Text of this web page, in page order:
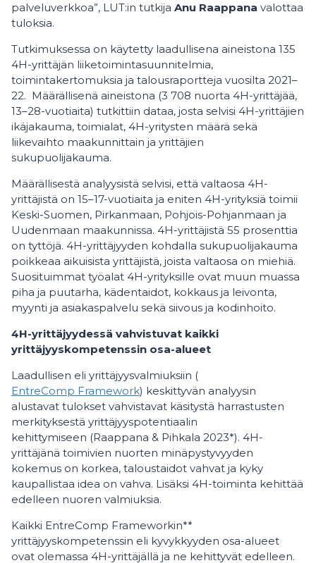
palveluverkkoa”, LUT:in tutkija Anu Raappana valottaa
tuloksia.
Tutkimuksessa on käytetty laadullisena aineistona 135
4H-yrittäjän liiketoimintasuunnitelmia,
toimintakertomuksia ja talousraportteja vuosilta 2021–
22. Määrällisenä aineistona (3 708 nuorta 4H-yrittäjää,
13–28-vuotiaita) tutkittiin dataa, josta selvisi 4H-yrittäjien
ikäjakauma, toimialat, 4H-yritysten määrä sekä
liikevaihto maakunnittain ja yrittäjien
sukupuolijakauma.
Määrällisestä analyysistä selvisi, että valtaosa 4H-
yrittäjistä on 15–17-vuotiaita ja eniten 4H-yrityksiä toimii
Keski-Suomen, Pirkanmaan, Pohjois-Pohjanmaan ja
Uudenmaan maakunnissa. 4H-yrittäjistä 55 prosenttia
on tyttöjä. 4H-yrittäjyyden kohdalla sukupuolijakauma
poikkeaa aikuisista yrittäjistä, joista valtaosa on miehiä.
Suosituimmat työalat 4H-yrityksille ovat muun muassa
piha ja puutarha, kädentaidot, kokkaus ja leivonta,
myynti ja asiakaspalvelu sekä siivous ja kodinhoito.
4H-yrittäjyydessä vahvistuvat kaikki
yrittäjyyskompetenssin osa-alueet
Laadullisen eli yrittäjyysvalmiuksiin (
EntreComp Framework) keskittyvän analyysin
alustavat tulokset vahvistavat käsitystä harrastusten
merkityksestä yrittäjyyspotentiaalin
kehittymiseen (Raappana & Pihkala 2023*). 4H-
yrittäjänä toimivien nuorten minäpystyvyyden
kokemus on korkea, taloustaidot vahvat ja kyky
kaupallistaa idea on vahva. Lisäksi 4H-toiminta kehittää
edelleen nuoren valmiuksia.
Kaikki EntreComp Frameworkin**
yrittäjyyskompetenssin eli kyvykkyyden osa-alueet
ovat olemassa 4H-yrittäjällä ja ne kehittyvät edelleen.